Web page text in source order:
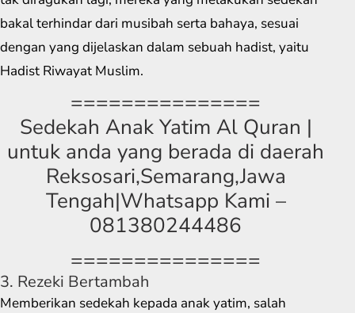
bakal terhindar dari musibah serta bahaya, sesuai
dengan yang dijelaskan dalam sebuah hadist, yaitu
Hadist Riwayat Muslim.
===============
Sedekah Anak Yatim Al Quran |
untuk anda yang berada di daerah
Reksosari,Semarang,Jawa
Tengah|Whatsapp Kami –
081380244486
===============
3. Rezeki Bertambah
Memberikan sedekah kepada anak yatim, salah